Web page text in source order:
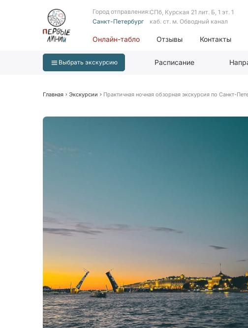
Город отправления:
Санкт-Петербург
СПб, Курская 21 лит. Б, 1 эт. 1
каб. ст. м. Обводный канал
Онлайн-табло Отзывы Контакты
Выбрать экскурсию Расписание
Главная Экскурсии Практичная ночная обзорная экскурсия по Санкт-